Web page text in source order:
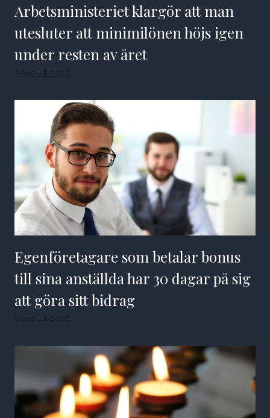
Arbetsministeriet klargör att man
utesluter att minimilönen höjs igen
under resten av året
8 augusti 2026
Egenföretagare som betalar bonus
till sina anställda har 30 dagar på sig
att göra sitt bidrag
8 augusti 2026